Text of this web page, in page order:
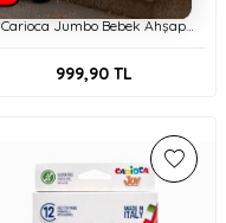
Carioca Jumbo Bebek Ahşap
999,90TL